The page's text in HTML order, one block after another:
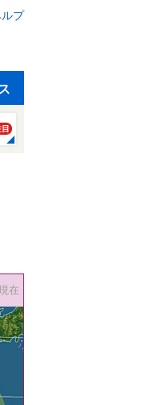
プ
在